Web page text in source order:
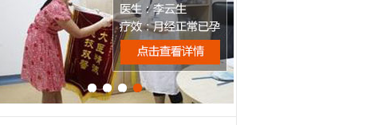
1 2 3 4